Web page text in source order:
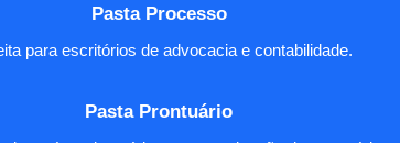
Pasta Processo
para escritórios de advocacia e contabilidade.
Pasta Prontuário